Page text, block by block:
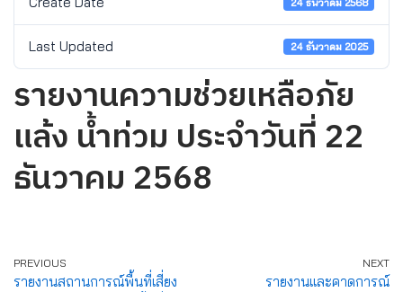
Last Updated 24 ธันวาคม 2025
รายงานความช่วยเหลือภัย
แล้ง น้ำท่วม ประจำวันที่ 22
ธันวาคม 2568
PREVIOUS
รายงานสถานการณ์พื้นที่เสี่ยง
NEXT
รายงานและคาดการณ์